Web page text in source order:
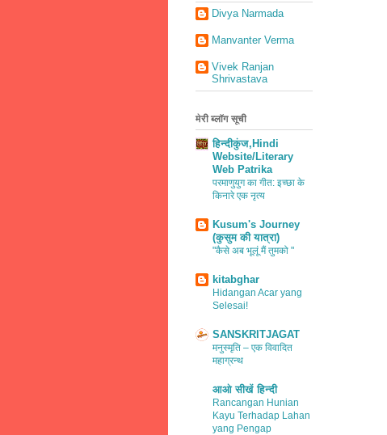
Divya Narmada
Manvanter Verma
Vivek Ranjan
Shrivastava
मेरी ब्लॉग सूची
हिन्दीकुंज,Hindi
Website/Literary
Web Patrika
परमाणुयुग का गीत: इच्छा के
किनारे एक नृत्य
Kusum's Journey
(कुसुम की यात्रा)
"कैसे अब भूलूं मैं तुमको "
kitabghar
Hidangan Acar yang
Selesai!
SANSKRITJAGAT
मनुस्मृति – एक विवादित
महाग्रन्थ
आओ सीखें हिन्दी
Rancangan Hunian
Kayu Terhadap Lahan
yang Pengap